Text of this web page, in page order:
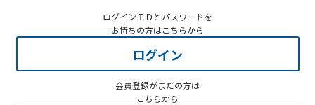
ログインＩＤとパスワードを
お持ちの方はこちらから
ログイン
会員登録がまだの方は
こちらから